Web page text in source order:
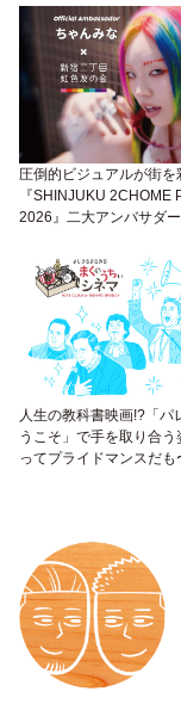
ェクトへ寄付
圧倒的ビジュアルが街を
『SHINJUKU 2CHOME
2026』二大アンバサダ
ド」シーズン2に登場し
任！
人生の教科書映画!?「パ
うこそ」で手を取り合う
ってプライドマンスだも